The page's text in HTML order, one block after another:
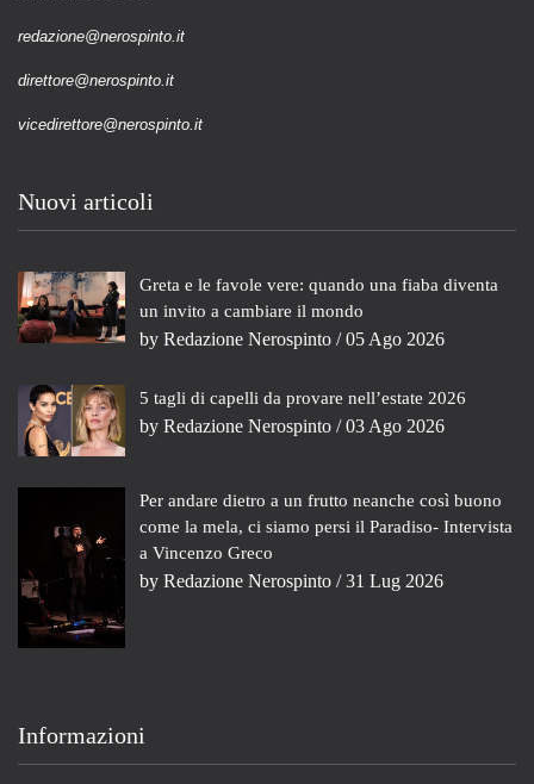
redazione@nerospinto.it
direttore@nerospinto.it
vicedirettore@nerospinto.it
Nuovi articoli
Greta e le favole vere: quando una fiaba diventa
un invito a cambiare il mondo
by Redazione Nerospinto / 05 Ago 2026
5 tagli di capelli da provare nell’estate 2026
by Redazione Nerospinto / 03 Ago 2026
Per andare dietro a un frutto neanche così buono
come la mela, ci siamo persi il Paradiso- Intervista
a Vincenzo Greco
by Redazione Nerospinto / 31 Lug 2026
Informazioni